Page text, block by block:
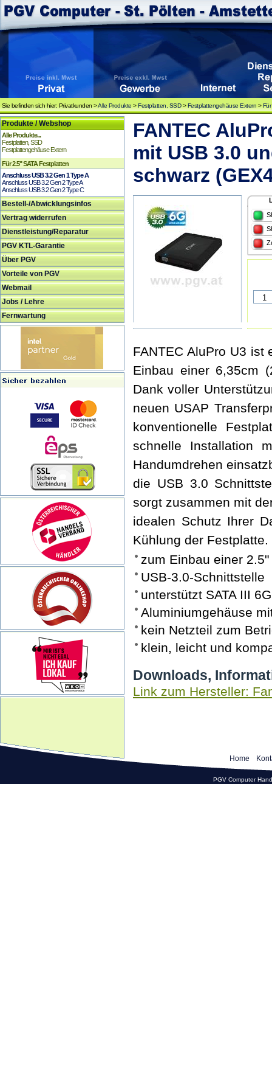
Sie befinden sich hier: Privatkunden >Alle Produkte >Festplatten, SSD>Festplattengehäuse Extern >
Produkte / Webshop
Alle Produkte...
Festplatten, SSD
Festplattengehäuse Extern
Für 2.5" SATA Festplatten
Anschluss USB 3.2 Gen 1 Type A
Anschluss USB 3.2 Gen 2 Type A
Anschluss USB 3.2 Gen 2 Type C
Bestell-/Abwicklungsinfos
Vertrag widerrufen
Dienstleistung/Reparatur
PGV KTL-Garantie
Über PGV
Vorteile von PGV
Webmail
Jobs / Lehre
Fernwartung
FANTEC
mit USB 3.0
schwarz
FANTEC AluPro U3 ist
Einbau einer 6,35cm
Dank voller
neuen USAP
konventionelle
schnelle Installation
Handumdrehen
die USB 3.0
sorgt zusammen mit
idealen Schutz Ihrer
Kühlung der Festplatte.
zum Einbau einer
USB-3.0-Schnittstelle
unterstützt SATA III
Aluminiumgehäuse
kein Netzteil zum
klein, leicht und
Downloads,
Link zum Hersteller:
Home
PGV Computer